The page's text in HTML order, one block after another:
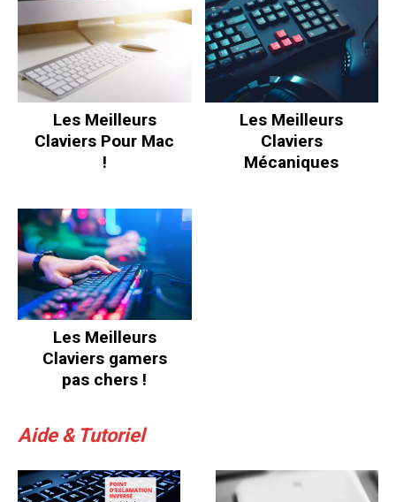
Les Meilleurs
Claviers Pour Mac
!
Les Meilleurs
Claviers
Mécaniques
Les Meilleurs
Claviers gamers
pas chers !
Aide & Tutoriel